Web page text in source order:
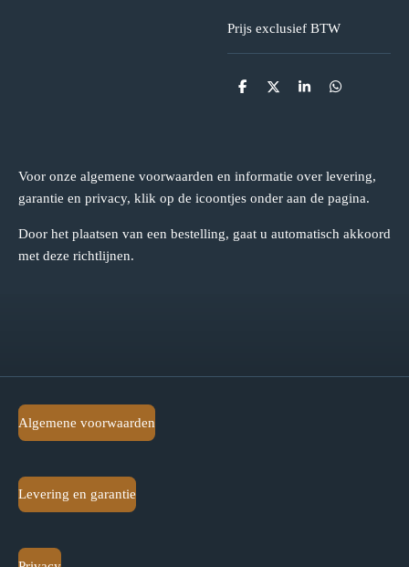
Prijs exclusief BTW
D
D
S
D
Voor onze algemene voorwaarden en informatie over levering,
garantie en privacy, klik op de icoontjes onder aan de pagina.
Door het plaatsen van een bestelling, gaat u automatisch akkoord
met deze richtlijnen.
Algemene voorwaarden
Levering en garantie